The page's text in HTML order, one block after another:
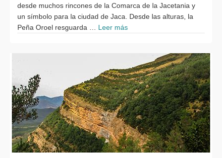
desde muchos rincones de la Comarca de la Jacetania y
un símbolo para la ciudad de Jaca. Desde las alturas, la
Peña Oroel resguarda … Leer más